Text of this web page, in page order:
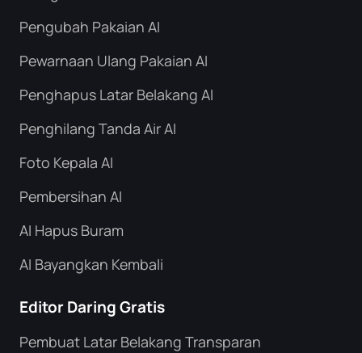
Pengubah Pakaian AI
Pewarnaan Ulang Pakaian AI
Penghapus Latar Belakang AI
Penghilang Tanda Air AI
Foto Kepala AI
Pembersihan AI
AI Hapus Buram
AI Bayangkan Kembali
Editor Daring Gratis
Pembuat Latar Belakang Transparan